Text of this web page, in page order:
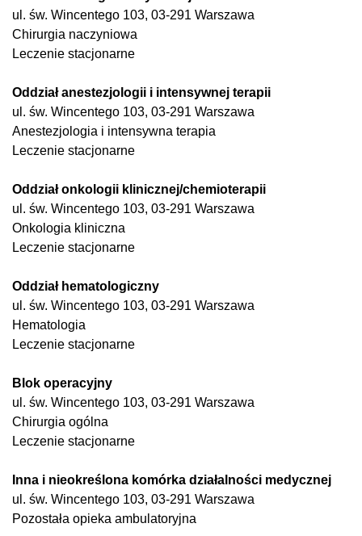
ul. św. Wincentego 103, 03-291 Warszawa
Chirurgia naczyniowa
Leczenie stacjonarne
Oddział anestezjologii i intensywnej terapii
ul. św. Wincentego 103, 03-291 Warszawa
Anestezjologia i intensywna terapia
Leczenie stacjonarne
Oddział onkologii klinicznej/chemioterapii
ul. św. Wincentego 103, 03-291 Warszawa
Onkologia kliniczna
Leczenie stacjonarne
Oddział hematologiczny
ul. św. Wincentego 103, 03-291 Warszawa
Hematologia
Leczenie stacjonarne
Blok operacyjny
ul. św. Wincentego 103, 03-291 Warszawa
Chirurgia ogólna
Leczenie stacjonarne
Inna i nieokreślona komórka działalności medycznej
ul. św. Wincentego 103, 03-291 Warszawa
Pozostała opieka ambulatoryjna